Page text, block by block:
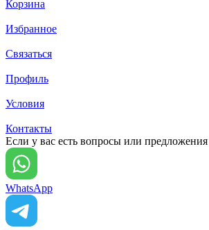
Корзина
Избранное
Связаться
Профиль
Условия
Контакты
Если у вас есть вопросы или
WhatsApp